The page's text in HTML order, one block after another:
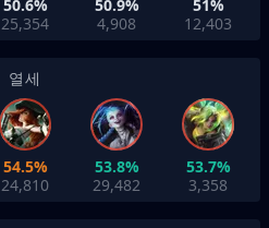
50.6%
25,354
50.9%
4,908
51%
12,403
열세
54.5%
24,810
53.8%
29,482
53.7%
3,358